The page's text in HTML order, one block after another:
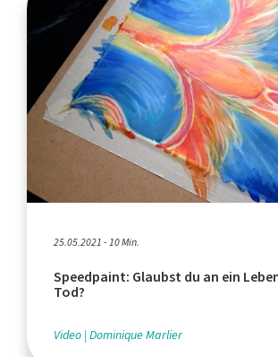
25.05.2021 - 10 Min.
Speedpaint: Glaubst du an ein
Tod?
Video Dominique Marlier